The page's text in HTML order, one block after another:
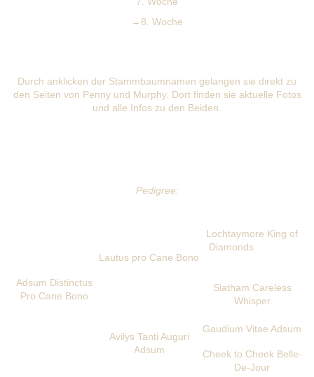
→8. Woche
Durch anklicken der Stammbaumnamen gelangen sie direkt zu
den Seiten von Penny und Murphy. Dort finden sie aktuelle Fotos
und alle Infos zu den Beiden.
Pedigree:
Adsum Distinctus
Pro Cane Bono
Lautus pro Cane Bono
Lochtaymore King of
Diamonds
Siatham Careless
Whisper
Avilys Tanti Auguri
Adsum
Gaudium Vitae Adsum
Cheek to Cheek Belle-
De-Jour